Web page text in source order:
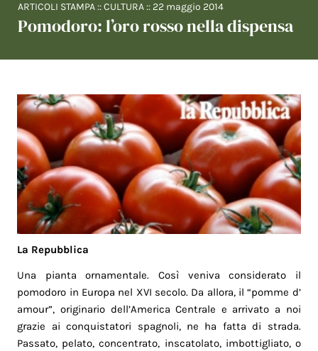
ARTICOLI STAMPA ::CULTURA :: 22 maggio 2014
Pomodoro: l’oro rosso nella dispensa
La Repubblica
Una pianta ornamentale. Così veniva considerato il
pomodoro in Europa nel XVI secolo. Da allora, il “pomme d’
amour”, originario dell’America Centrale e arrivato a noi
grazie ai conquistatori spagnoli, ne ha fatta di strada.
Passato, pelato, concentrato, inscatolato, imbottigliato, o